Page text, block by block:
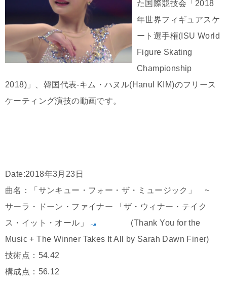
た国際競技会「2018
年世界フィギュアスケ
ート選手権(ISU World
Figure Skating
Championship
2018)」、韓国代表-キム・ハヌル(Hanul KIM)のフリース
ケーティング演技の動画です。
Date:2018年3月23日
曲名：「サンキュー・フォー・ザ・ミュージック」 ~
サーラ・ドーン・ファイナー 「ザ・ウィナー・テイク
ス・イット・オール」
(Thank You for the
Music + The Winner Takes It All by Sarah Dawn Finer)
技術点：54.42
構成点：56.12